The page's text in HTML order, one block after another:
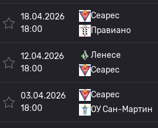
18.04.2026
18:00
Сеарес
Правиано
12.04.2026
18:00
Ленесе
Сеарес
03.04.2026
18:00
Сеарес
ОУ Сан-Мартин